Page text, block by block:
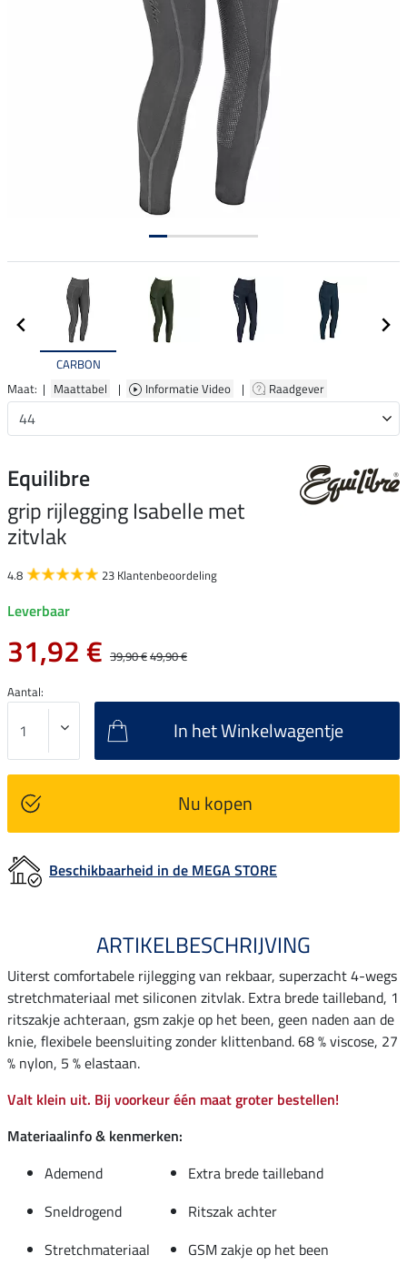
CARBON
Maat: | Maattabel | Informatie Video | Raadgever
Equilibre
grip rijlegging Isabelle met
zitvlak
4.8 23 Klantenbeoordeling
Leverbaar
31,92 € 39,90 €49,90 €
Aantal:
In het Winkelwagentje
Nu kopen
Beschikbaarheid in de MEGA STORE
ARTIKELBESCHRIJVING
Uiterst comfortabele rijlegging van rekbaar, superzacht 4-wegs
stretchmateriaal met siliconen zitvlak. Extra brede tailleband, 1
ritszakje achteraan, gsm zakje op het been, geen naden aan de
knie, flexibele beensluiting zonder klittenband. 68 % viscose, 27
% nylon, 5 % elastaan.
Valt klein uit. Bij voorkeur één maat groter bestellen!
Materiaalinfo & kenmerken:
Ademend
Extra brede tailleband
Sneldrogend
Ritszak achter
Stretchmateriaal
GSM zakje op het been